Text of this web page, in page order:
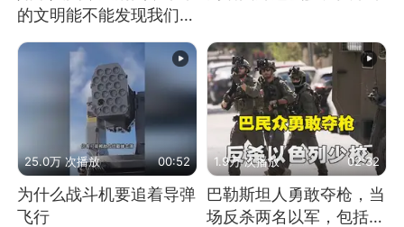
的文明能不能发现我们存
25.0万 次播放 00:52
为什么战斗机要追着导弹
飞行
1.9万 次播放 02:32
巴勒斯坦人勇敢夺枪，当
场反杀两名以军，包括一